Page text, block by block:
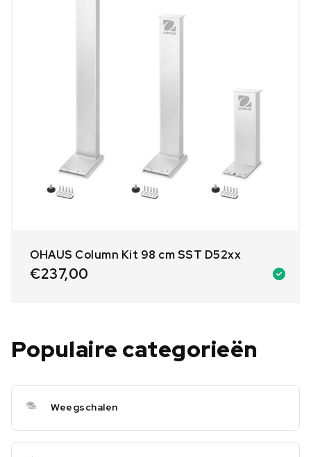
OHAUS Column Kit 98 cm SST D52xx
€237,00
Populaire categorieën
Weegschalen